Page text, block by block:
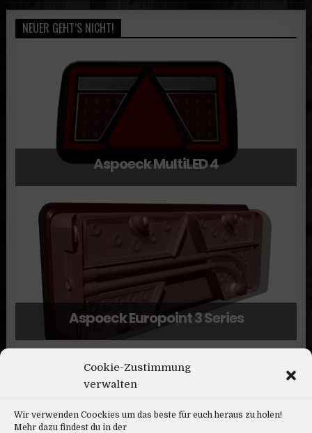
Cookie-Zustimmung
verwalten
Wir verwenden Coockies um das beste für euch heraus zu holen!
Mehr dazu findest du in der
NEUER GEHT’S NICHT!
Aspoeck MultiLED 4
Aspoeck Europoint 3 Series